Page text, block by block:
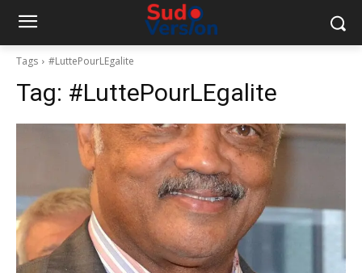
Tags #LuttePourLEgalite
Tag: #LuttePourLEgalite